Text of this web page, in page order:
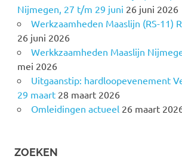
Nijmegen, 27 t/m 29 juni 26 juni 2026
Werkzaamheden Maaslijn (RS-11)
26 juni 2026
Werkkzaamheden Maaslijn
mei 2026
Uitgaanstip: hardloopevenement
29 maart 28 maart 2026
Omleidingen actueel 26 maart
ZOEKEN